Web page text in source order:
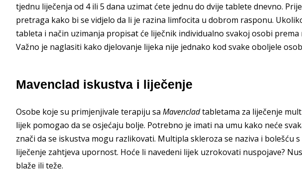
tjednu liječenja od 4 ili 5 dana uzimat ćete jednu do dvije tablete dnevno.
pretraga kako bi se vidjelo da li je razina limfocita u dobrom rasponu.
tableta i način uzimanja propisat će liječnik individualno svakoj osobi
Važno je naglasiti kako djelovanje lijeka nije jednako kod svake oboljele
Mavenclad iskustva i liječenje
Osobe koje su primjenjivale terapiju sa Mavencladtabletama za liječenje
lijek pomogao da se osjećaju bolje. Potrebno je imati na umu kako neće
znači da se iskustva mogu razlikovati. Multipla skleroza se naziva i bolešću
liječenje zahtjeva upornost. Hoće li navedeni lijek uzrokovati nuspojave?
blaže ili teže.